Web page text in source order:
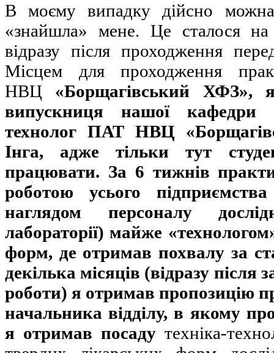
В моєму випадку дійсно
«знайшла» мене. Це сталося на
відразу після проходження
Місцем для проходження
НВЦ «Борщагівський ХФЗ»,
випускниця нашої кафедри
технолог ПАТ НВЦ
Інга, адже тільки тут
працювати. За 6 тижнів
роботою усього
наглядом персоналу
лабораторії) майже
форм, де отримав похвалу за
декілька місяців (відразу після
роботи) я отримав пропозицію
начальника відділу, в якому
я отримав посаду техніка-